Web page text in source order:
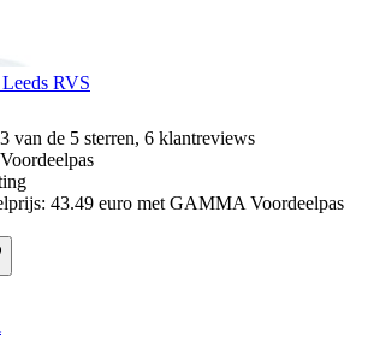
RVS
van de 5 sterren, 6 klantreviews
43.49 euro met GAMMA Voordeelpas